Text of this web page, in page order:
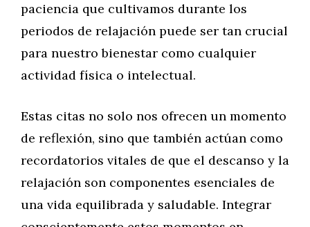
paciencia que cultivamos durante los
periodos de relajación puede ser tan crucial
para nuestro bienestar como cualquier
actividad física o intelectual.
Estas citas no solo nos ofrecen un momento
de reflexión, sino que también actúan como
recordatorios vitales de que el descanso y la
relajación son componentes esenciales de
una vida equilibrada y saludable. Integrar